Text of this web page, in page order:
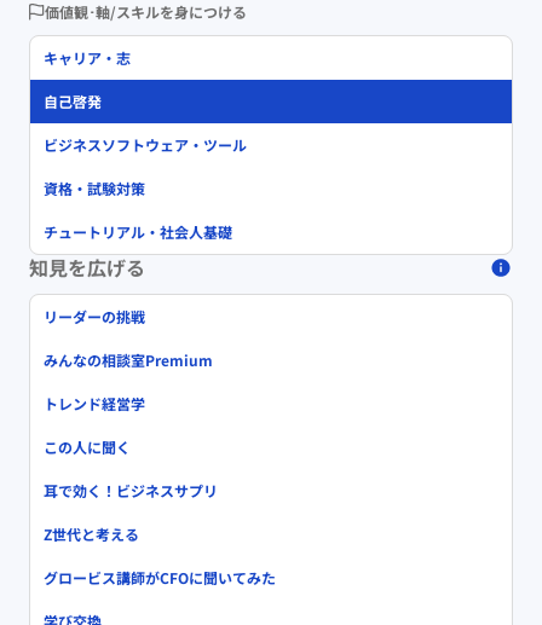
価値観･軸/スキルを身につける
キャリア・志
自己啓発
ビジネスソフトウェア・ツール
資格・試験対策
チュートリアル・社会人基礎
知見を広げる
リーダーの挑戦
みんなの相談室Premium
トレンド経営学
この人に聞く
耳で効く！ビジネスサプリ
Z世代と考える
グロービス講師がCFOに聞いてみた